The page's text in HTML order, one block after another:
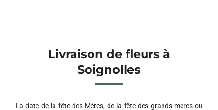
Livraison de fleurs à
Soignolles
La date de la fête des Mères, de la fête des grands-mères ou